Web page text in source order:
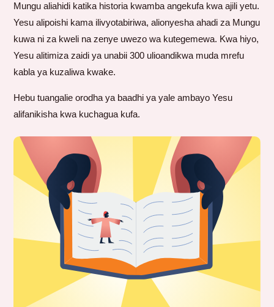
Mungu aliahidi katika historia kwamba angekufa kwa ajili yetu.
Yesu alipoishi kama ilivyotabiriwa, alionyesha ahadi za Mungu
kuwa ni za kweli na zenye uwezo wa kutegemewa. Kwa hiyo,
Yesu alitimiza zaidi ya unabii 300 ulioandikwa muda mrefu
kabla ya kuzaliwa kwake.
Hebu tuangalie orodha ya baadhi ya yale ambayo Yesu
alifanikisha kwa kuchagua kufa.